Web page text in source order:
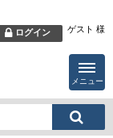
ログイン ゲスト 様
メニュー